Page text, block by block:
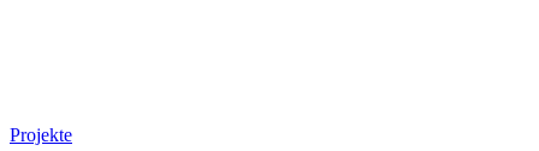
Projekte